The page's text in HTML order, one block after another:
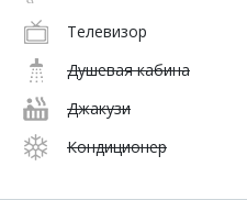
Телевизор
Душевая кабина
Джакузи
Кондиционер